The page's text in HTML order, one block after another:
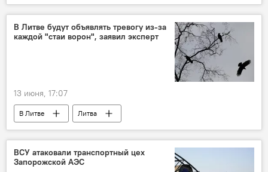
Политика
ВС РФ
ядерное оружие
безопасность
Украина
В Литве будут объявлять тревогу из-за
каждой "стаи ворон", заявил эксперт
13 июня, 17:07
В Литве
Литва
Инциденты с дронами в Литве
воздушное пространство
дрон
беспилотник Общество
ВСУ атаковали транспортный цех
Запорожской АЭС